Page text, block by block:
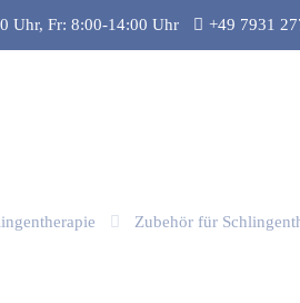
Uhr, Fr: 8:00-14:00 Uhr +49 7931
Zubehör für